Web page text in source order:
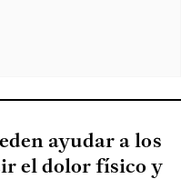
ayudar a los
el dolor físico y